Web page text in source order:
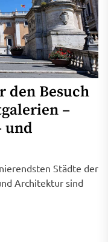
den Besuch
–
und
Städte der
Architektur sind